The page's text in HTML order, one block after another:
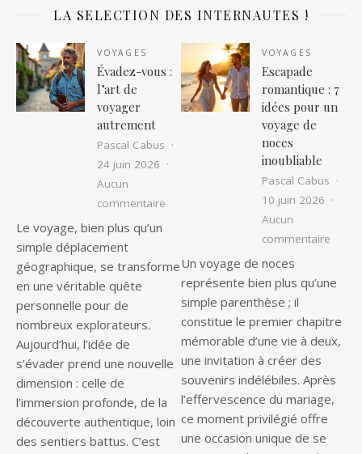
LA SELECTION DES INTERNAUTES !
VOYAGES
Évadez-vous :
l’art de
voyager
autrement
Pascal Cabus
24 juin 2026
Aucun
commentaire sur Évadez-vous : l’art de voyager
Le voyage, bien plus qu’un
simple déplacement
géographique, se transforme
en une véritable quête
personnelle pour de
nombreux explorateurs.
Aujourd’hui, l’idée de
s’évader prend une nouvelle
dimension : celle de
l’immersion profonde, de la
découverte authentique, loin
des sentiers battus. C’est
VOYAGES
Escapade
romantique : 7
idées pour un
voyage de
noces
inoubliable
Pascal Cabus
10 juin 2026
Aucun
commentaire
Un voyage de noces
représente bien plus qu’une
simple parenthèse ; il
constitue le premier chapitre
mémorable d’une vie à deux,
une invitation à créer des
souvenirs indélébiles. Après
l’effervescence du mariage,
ce moment privilégié offre
une occasion unique de se